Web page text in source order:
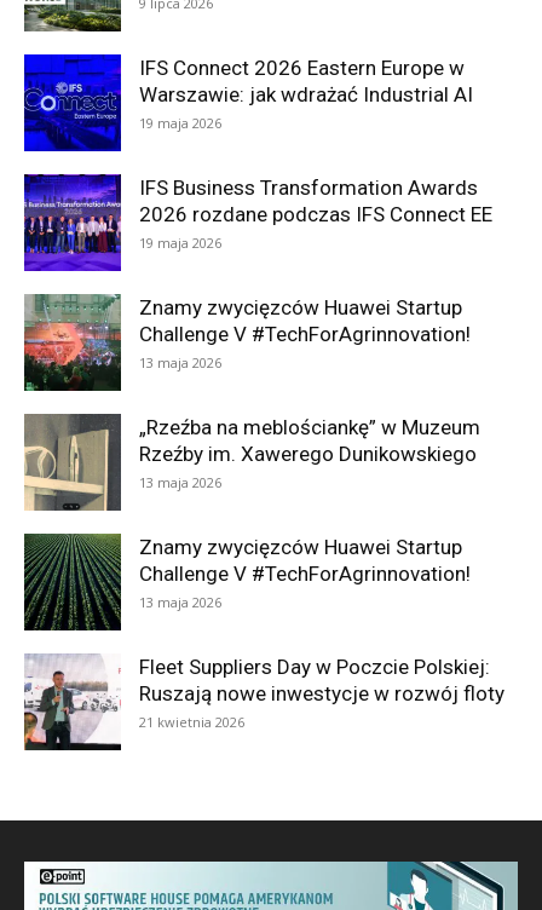
IFS Connect 2026 Eastern Europe w
Warszawie: jak wdrażać Industrial AI
19 maja 2026
IFS Business Transformation Awards
2026 rozdane podczas IFS Connect EE
19 maja 2026
Znamy zwycięzców Huawei Startup
Challenge V #TechForAgrinnovation!
13 maja 2026
„Rzeźba na meblościankę” w Muzeum
Rzeźby im. Xawerego Dunikowskiego
13 maja 2026
Znamy zwycięzców Huawei Startup
Challenge V #TechForAgrinnovation!
13 maja 2026
Fleet Suppliers Day w Poczcie Polskiej:
Ruszają nowe inwestycje w rozwój floty
21 kwietnia 2026